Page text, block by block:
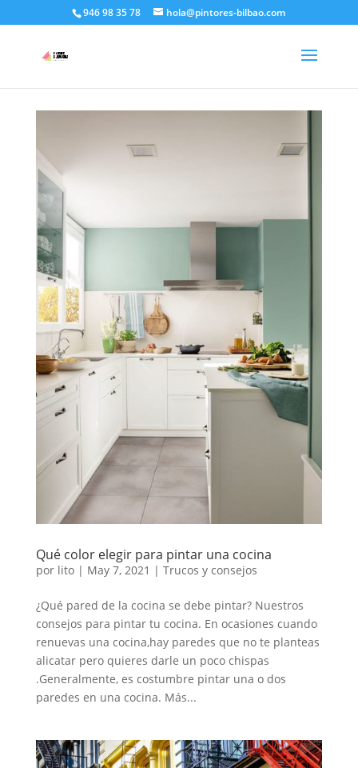
946 98 35 78 hola@pintores-bilbao.com
Qué color elegir para pintar una cocina
por lito| May 7, 2021 | Trucos y consejos
¿Qué pared de la cocina se debe pintar? Nuestros
consejos para pintar tu cocina. En ocasiones cuando
renuevas una cocina,hay paredes que no te planteas
alicatar pero quieres darle un poco chispas
.Generalmente, es costumbre pintar una o dos
paredes en una cocina. Más...